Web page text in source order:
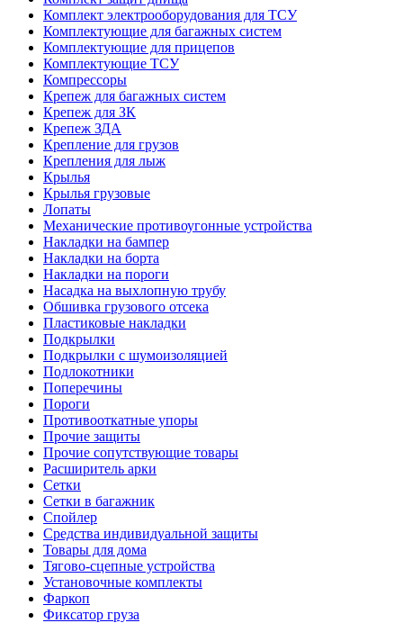
Комплект электрооборудования для ТСУ
Комплектующие для багажных систем
Комплектующие для прицепов
Комплектующие ТСУ
Компрессоры
Крепеж для багажных систем
Крепеж для ЗК
Крепеж ЗДА
Крепление для грузов
Крепления для лыж
Крылья
Крылья грузовые
Лопаты
Механические противоугонные устройства
Накладки на бампер
Накладки на борта
Накладки на пороги
Насадка на выхлопную трубу
Обшивка грузового отсека
Пластиковые накладки
Подкрылки
Подкрылки с шумоизоляцией
Подлокотники
Поперечины
Пороги
Противооткатные упоры
Прочие защиты
Прочие сопутствующие товары
Расширитель арки
Сетки
Сетки в багажник
Спойлер
Средства индивидуальной защиты
Товары для дома
Тягово-сцепные устройства
Установочные комплекты
Фаркоп
Фиксатор груза